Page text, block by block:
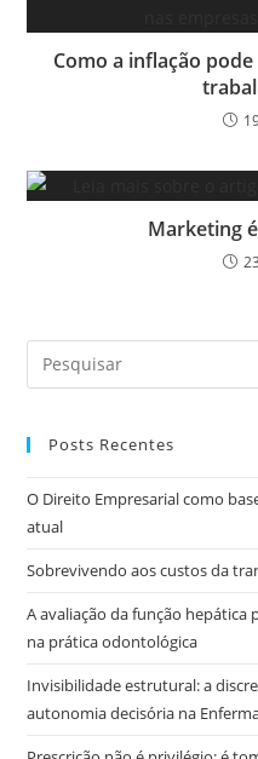
Como a inflação
Marketing
Posts Recentes
O Direito Empresarial como
atual
Sobrevivendo aos custos da
A avaliação da função
na prática odontológica
Invisibilidade estrutural: a
autonomia decisória na